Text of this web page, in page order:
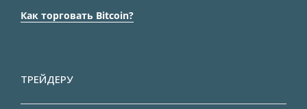
Как торговать Bitcoin?
ТРЕЙДЕРУ